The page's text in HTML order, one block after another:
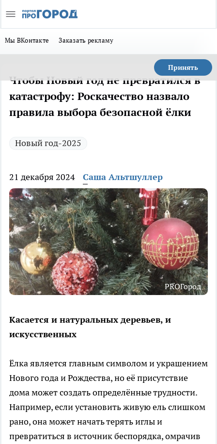
Мы ВКонтакте Заказать рекламу
Принять
Чтобы Новый год не превратился в
катастрофу: Роскачество назвало
правила выбора безопасной ёлки
Новый год-2025
21 декабря 2024 Саша Альтшуллер
PROГород
Касается и натуральных деревьев, и
искусственных
Ёлка является главным символом и украшением
Нового года и Рождества, но её присутствие
дома может создать определённые трудности.
Например, если установить живую ель слишком
рано, она может начать терять иглы и
превратиться в источник беспорядка, омрачив